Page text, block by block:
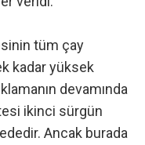
tüm çay
kadar yüksek
devamında
ikinci sürgün
Ancak burada